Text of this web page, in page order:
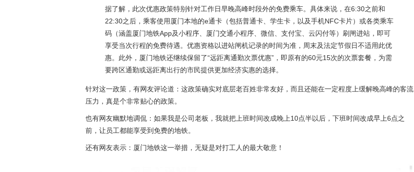
据了解，此次优惠政策特别针对工作日早晚高峰时段外的免费乘车。具体来说，在6:30之前和
22:30之后，乘客使用厦门本地的e通卡（包括普通卡、学生卡，以及手机NFC卡片）或各类乘车
码（涵盖厦门地铁App及小程序、厦门交通小程序、微信、支付宝、云闪付等）刷闸进站，即可
享受当次行程的免费待遇。优惠资格以进站闸机记录的时间为准，周末及法定节假日不适用此优
惠。此外，厦门地铁还继续保留了“远距离通勤次票优惠”，即原有的60元15次的次票套餐，为需
要跨区通勤或远距离出行的市民提供更加经济实惠的选择。
针对这一政策，有网友评论道：这政策确实对底层老百姓非常友好，而且还能在一定程度上缓解晚高峰的客流
压力，真是个非常贴心的政策。
也有网友幽默地调侃：如果我是公司老板，我就把上班时间改成晚上10点半以后，下班时间改成早上6点之
前，让员工都能享受到免费的地铁。
还有网友表示：厦门地铁这一举措，无疑是对打工人的最大敬意！